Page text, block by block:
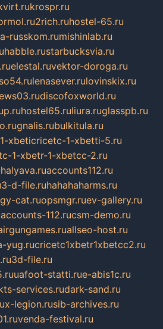
krospr.ru
2rich.ruhostel-65.ru
russkom.rumishinlab.ru
habble.rustarbucksvia.ru
elestal.ruvektor-doroga.ru
lenasever.rulovinskix.ru
discofoxworld.ru
hostel65.ruliura.ruglasspb.ru
gnalis.rubulkitula.ru
1-xbeticricetc-1-xbetti-5.ru
1-xbetr-1-xbetcc-2.ru
accounts112.ru
3-d-file.ruhahahaharms.ru
cat.ruopsmgr.ruev-gallery.ru
accounts-112.rucsm-demo.ru
allseo-host.ru
yug.rucricetc1xbetr1xbetcc2.ru
3d-file.ru
uafoot-statti.rue-abis1c.ru
services.rudark-sand.ru
x-legion.rusib-archives.ru
venda-festival.ru